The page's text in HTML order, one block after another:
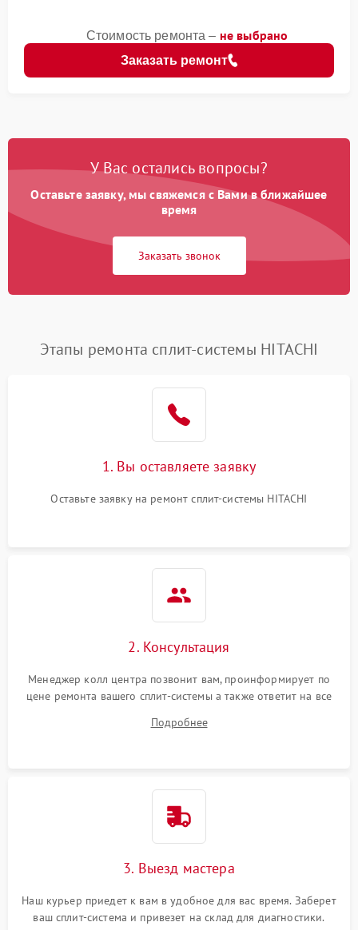
Заказать ремонт
Стоимость ремонта – не выбрано
У Вас остались вопросы?
Оставьте заявку, мы свяжемся с Вами в ближайшее
время
Заказать звонок
Этапы ремонта сплит-системы HITACHI
1. Вы оставляете заявку
Оставьте заявку на ремонт сплит-системы HITACHI
2. Консультация
Менеджер колл центра позвонит вам, проинформирует по
цене ремонта вашего сплит-системы а также ответит на все
Подробнее
3. Выезд мастера
Наш курьер приедет к вам в удобное для вас время. Заберет
ваш сплит-система и привезет на склад для диагностики.